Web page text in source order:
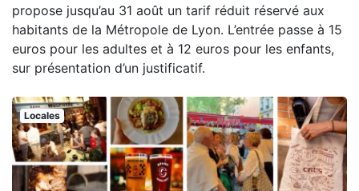
propose jusqu’au 31 août un tarif réduit réservé aux
habitants de la Métropole de Lyon. L’entrée passe à 15
euros pour les adultes et à 12 euros pour les enfants,
sur présentation d’un justificatif.
Locales